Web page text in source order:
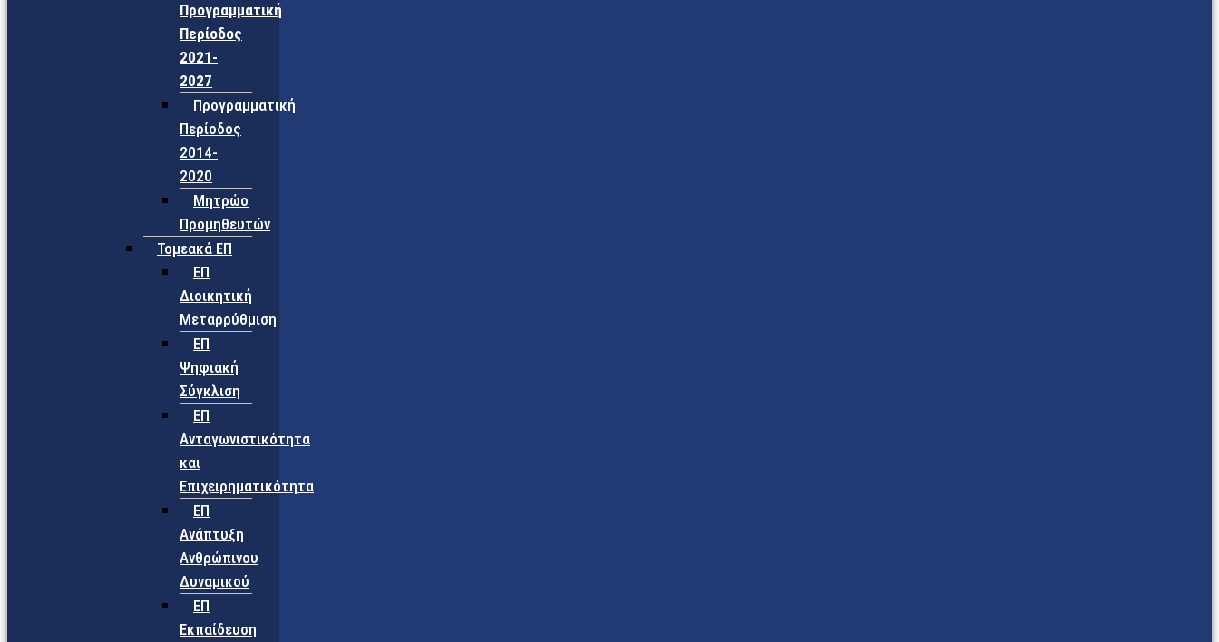
Προγραμματική
Περίοδος
2021-
2027
Προγραμματική
Περίοδος
2014-
2020
Μητρώο
Προμηθευτών
Τομεακά ΕΠ
ΕΠ
Διοικητική
Μεταρρύθμιση
ΕΠ
Ψηφιακή
Σύγκλιση
ΕΠ
Ανταγωνιστικότητα
και
Επιχειρηματικότητα
ΕΠ
Ανάπτυξη
Ανθρώπινου
Δυναμικού
ΕΠ
Εκπαίδευση